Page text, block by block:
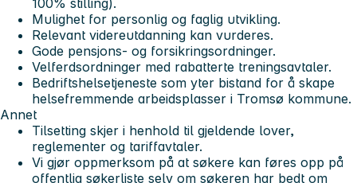
100% stilling).
Mulighet for personlig og faglig utvikling.
Relevant videreutdanning kan vurderes.
Gode pensjons- og forsikringsordninger.
Velferdsordninger med rabatterte treningsavtaler.
Bedriftshelsetjeneste som yter bistand for å skape
helsefremmende arbeidsplasser i Tromsø kommune.
Annet
Tilsetting skjer i henhold til gjeldende lover,
reglementer og tariffavtaler.
Vi gjør oppmerksom på at søkere kan føres opp på
offentlig søkerliste selv om søkeren har bedt om